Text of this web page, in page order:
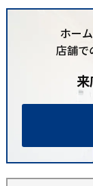
ホー
店舗で